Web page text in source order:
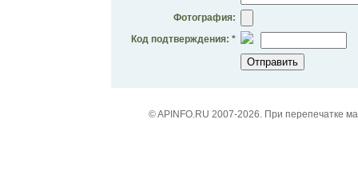
Фотография:
Код подтверждения: *
© APINFO.RU 2007-2026. При перепечатке